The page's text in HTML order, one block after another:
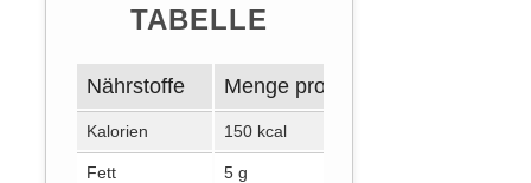
TABELLE
Nährstoffe Menge pro Portion
Kalorien 150 kcal
Fett 5 g